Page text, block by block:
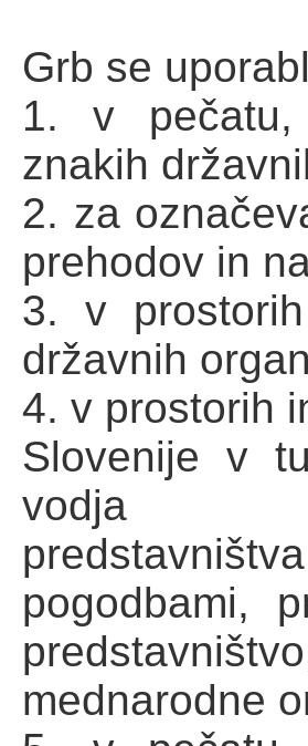
Grb se
1. v pečatu,
znakih
2. za
prehodov in
3. v
državnih
4. v prostorih
Slovenije v
vodja
pogodbami,
mednarodne